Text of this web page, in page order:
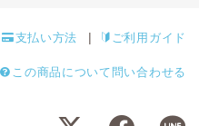
支払い方法 ご利用ガイド
この商品について問い合わせる